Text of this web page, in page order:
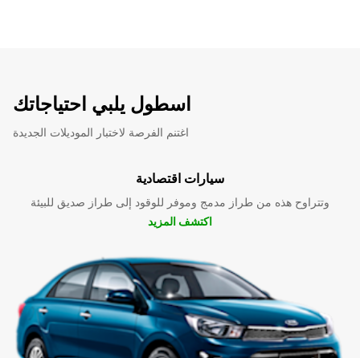
اسطول يلبي احتياجاتك
اغتنم الفرصة لاختبار الموديلات الجديدة
سيارات اقتصادية
وتتراوح هذه من طراز مدمج وموفر للوقود إلى طراز صديق للبيئة
اكتشف المزيد